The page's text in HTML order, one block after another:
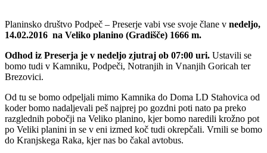
Planinsko društvo Podpeč – Preserje vabi vse svoje člane v nedeljo,
14.02.2016 na Veliko planino (Gradišče) 1666 m.
Odhod iz Preserja je v nedeljo zjutraj ob 07:00 uri. Ustavili se
bomo tudi v Kamniku, Podpeči, Notranjih in Vnanjih Goricah ter
Brezovici.
Od tu se bomo odpeljali mimo Kamnika do Doma LD Stahovica od
koder bomo nadaljevali peš najprej po gozdni poti nato pa preko
razglednih pobočji na Veliko planino, kjer bomo naredili krožno pot
po Veliki planini in se v eni izmed koč tudi okrepčali. Vrnili se bomo
do Kranjskega Raka, kjer nas bo čakal avtobus.